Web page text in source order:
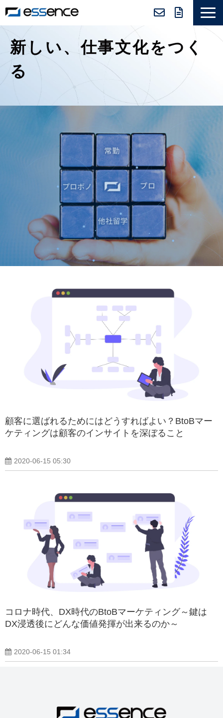
ニュース＆トピックス
会社紹介
導入事例
新しい、仕事文化をつく
る
顧客に選ばれるためにはどうすればよい？BtoBマー
ケティングは顧客のインサイトを深ぼること
2020-06-15 05:30
コロナ時代、DX時代のBtoBマーケティング～鍵は
DX浸透後にどんな価値発揮が出来るのか～
2020-06-15 01:34